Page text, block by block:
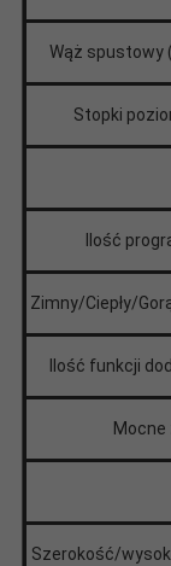
Wąż spustowy
Stopki
Ilość
Zimny/Ciepły/
Ilość funkcji
Mocne
Szerokość/